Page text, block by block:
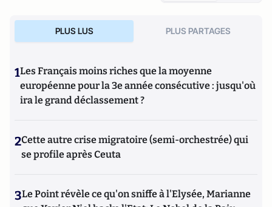
PLUS LUS PLUS PARTAGES
1Les Français moins riches que la moyenne
européenne pour la 3e année consécutive : jusqu'où
ira le grand déclassement ?
2Cette autre crise migratoire (semi-orchestrée) qui
se profile après Ceuta
3Le Point révèle ce qu'on sniffe à l'Elysée, Marianne